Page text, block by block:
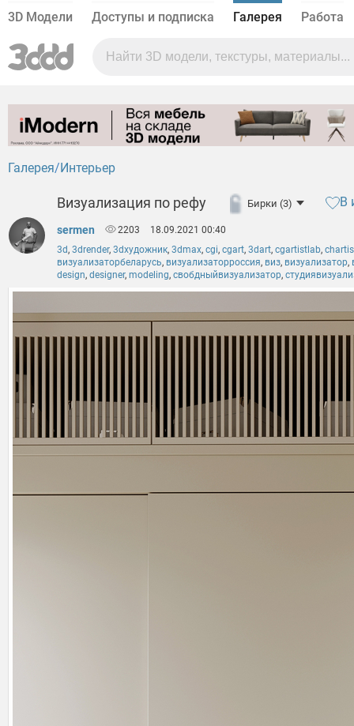
3D Модели Доступы и подписка Галерея Работа
Галерея Интерьер
Визуализация по рефу Бирки (3) В
sermen 2203
18.09.2021 00:40
3d, 3drender, 3dхудожник, 3dmax, cgi, cgart, 3dart, cgartistlab,
визуализаторбеларусь, визуализаторроссия, виз, визуализатор,
design, designer, modeling, свобдныйвизуализатор,